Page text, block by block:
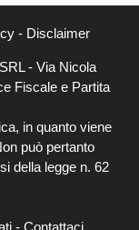
- Disclaimer
- Via Nicola
Fiscale e Partita
in quanto viene
può pertanto
della legge n. 62
- Contattaci